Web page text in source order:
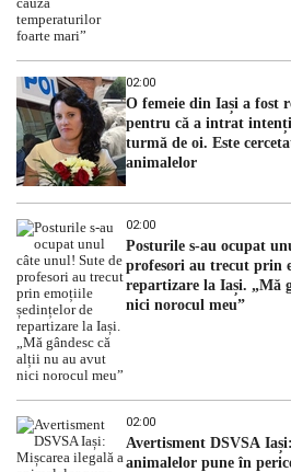
02:00
O femeie din Iași a fost
pentru că a intrat
turmă de oi. Este
animalelor
02:00
Posturile s-au ocupat
profesori au trecut prin
repartizare la Iași. „Mă
nici norocul meu”
02:00
Avertisment DSVSA
animalelor pune în